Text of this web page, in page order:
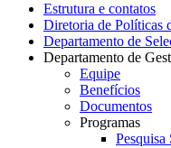
Estrutura e contatos
Diretoria de Políticas
Departamento de
Departamento de
Equipe
Benefícios
Documentos
Programas
Pesquisa